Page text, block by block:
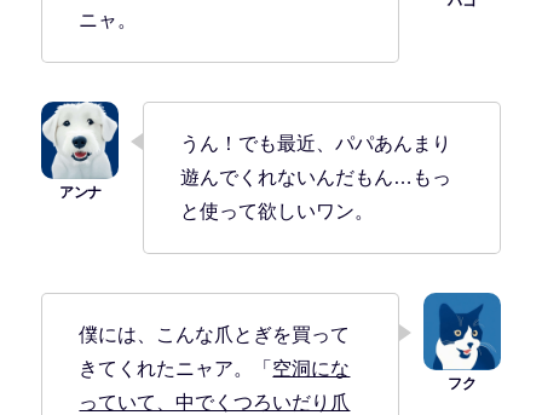
ニャ。
うん！でも最近、パパあんまり
遊んでくれないんだもん…もっ
と使って欲しいワン。
僕には、こんな爪とぎを買って
きてくれたニャア。「 空洞にな
っていて、中でくつろいだり爪